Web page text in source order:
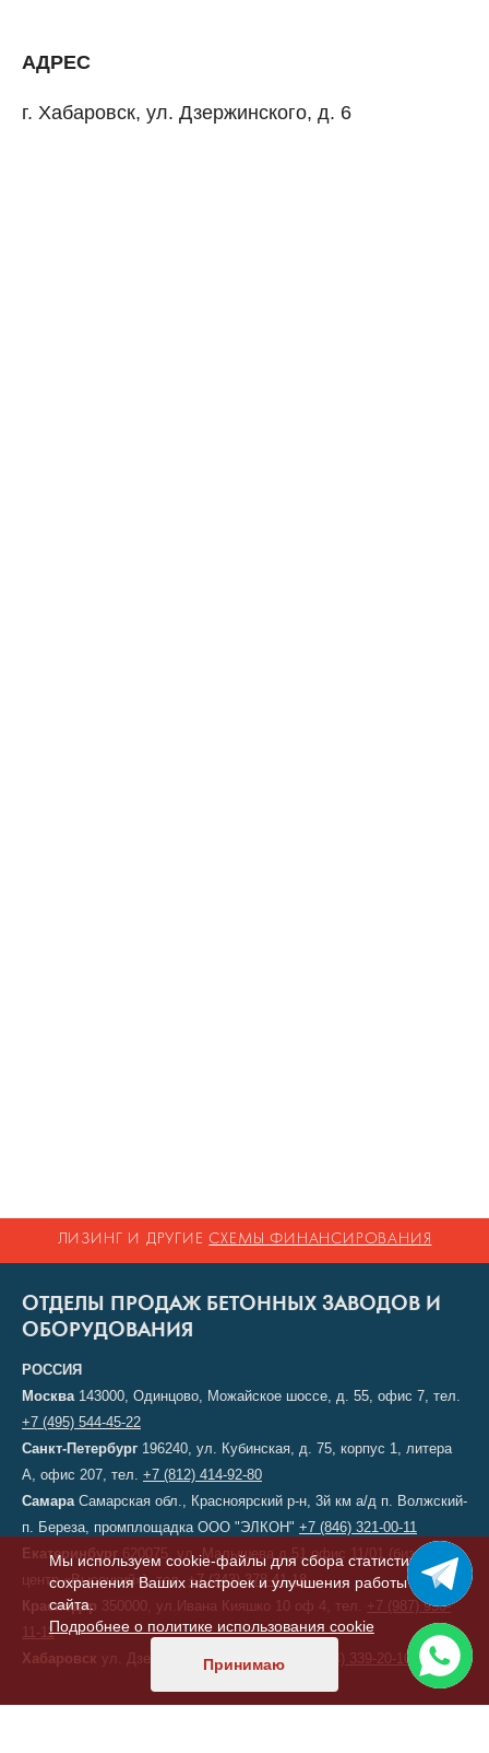
АДРЕС
г. Хабаровск, ул. Дзержинского, д. 6
ЛИЗИНГ И ДРУГИЕ СХЕМЫ ФИНАНСИРОВАНИЯ
ОТДЕЛЫ ПРОДАЖ БЕТОННЫХ ЗАВОДОВ И
ОБОРУДОВАНИЯ
РОССИЯ
Москва143000, Одинцово, Можайское шоссе, д. 55, офис 7, тел.
+7 (495) 544-45-22
Санкт-Петербург 196240, ул. Кубинская, д. 75, корпус 1, литера
А, офис 207, тел. +7 (812) 414-92-80
СамараСамарская обл., Красноярский р-н, 3й км а/д п. Волжский-
п. Береза, промплощадка ООО "ЭЛКОН" +7 (846) 321-00-11
Екатеринбург 620075, ул. Малышева д.51 офис 11/01 (бизнес-
центр «Высоцкий»), тел. +7 (343) 378-41-18
Краснодар 350000, ул.Ивана Кияшко 10 оф 4, тел. +7 (987) 950-
11-11
Хабаровск ул. Дзержинского, д. 6, тел. +7 (914) 339-20-10
Мы используем cookie-файлы для сбора статистики,
сохранения Ваших настроек и улучшения работы
сайта.
Подробнее о политике использования cookie
Принимаю